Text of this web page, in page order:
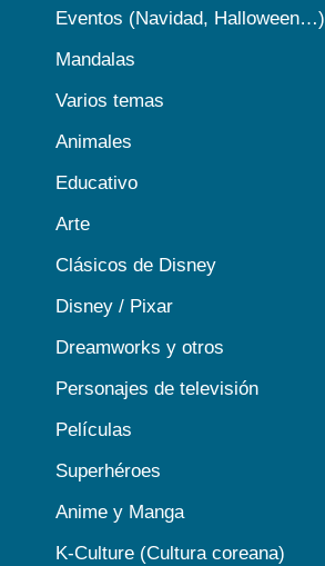
Eventos (Navidad, Halloween…)
Mandalas
Varios temas
Animales
Educativo
Arte
Clásicos de Disney
Disney / Pixar
Dreamworks y otros
Personajes de televisión
Películas
Superhéroes
Anime y Manga
K-Culture (Cultura coreana)